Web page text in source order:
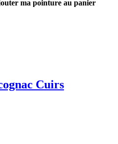
ma pointure au panier
Cuirs